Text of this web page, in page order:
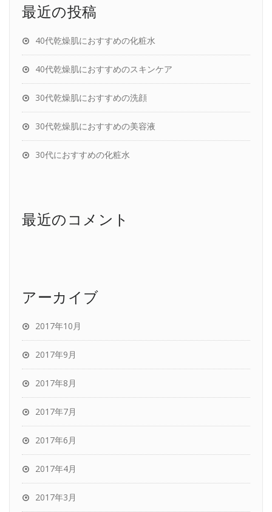
最近の投稿
40代乾燥肌におすすめの化粧水
40代乾燥肌におすすめのスキンケア
30代乾燥肌におすすめの洗顔
30代乾燥肌におすすめの美容液
30代におすすめの化粧水
最近のコメント
アーカイブ
2017年10月
2017年9月
2017年8月
2017年7月
2017年6月
2017年4月
2017年3月